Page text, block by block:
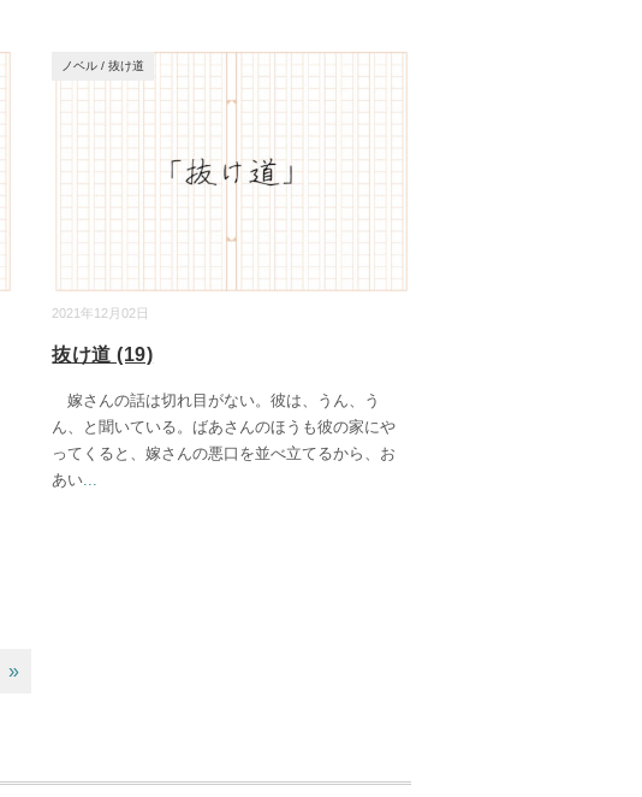
2021年12月02日
ノベル /抜け道
抜け道 (19)
嫁さんの話は切れ目がない。彼は、うん、う
ん、と聞いている。ばあさんのほうも彼の家にや
ってくると、嫁さんの悪口を並べ立てるから、お
あい...
»